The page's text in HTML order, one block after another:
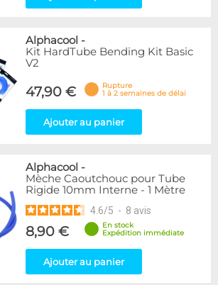
Alphacool -
Kit HardTube Bending Kit Basic
V2
47,90 €
Rupture
1 à 2 semaines de délai
Ajouter au panier
Alphacool -
Mèche Caoutchouc pour Tube
Rigide 10mm Interne - 1 Mètre
4.6/5 - 8 avis
8,90 €
En stock
Expédition immédiate
Ajouter au panier